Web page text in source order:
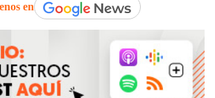
en